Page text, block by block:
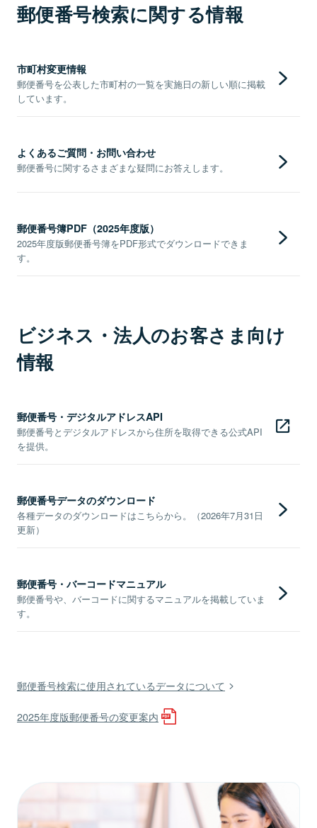
郵便番号検索に関する情報
市町村変更情報
郵便番号を公表した市町村の一覧を実施日の新しい順に掲載
しています。
よくあるご質問・お問い合わせ
郵便番号に関するさまざまな疑問にお答えします。
郵便番号簿PDF（2025年度版）
2025年度版郵便番号簿をPDF形式でダウンロードできま
す。
ビジネス・法人のお客さま向け
情報
郵便番号・デジタルアドレスAPI
郵便番号とデジタルアドレスから住所を取得できる公式API
を提供。
郵便番号データのダウンロード
各種データのダウンロードはこちらから。（2026年7月31日
更新）
郵便番号・バーコードマニュアル
郵便番号や、バーコードに関するマニュアルを掲載していま
す。
郵便番号検索に使用されているデータについて
2025年度版郵便番号の変更案内